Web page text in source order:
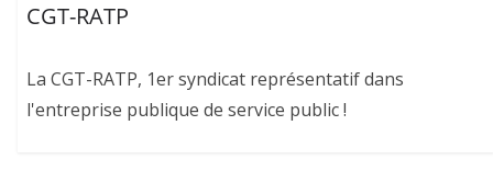
CGT-RATP
La CGT-RATP, 1er syndicat représentatif dans
l'entreprise publique de service public !